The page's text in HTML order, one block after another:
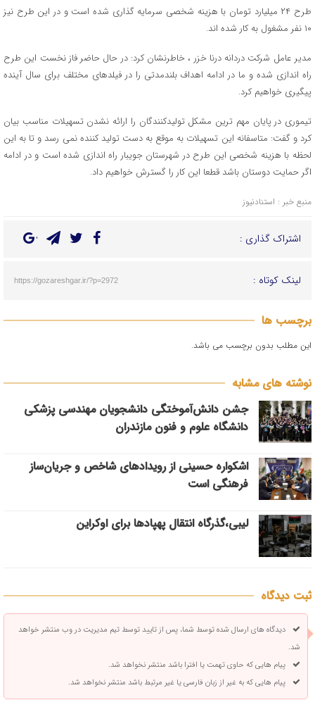
طرح ۲۴ میلیارد تومان با هزینه شخصی سرمایه گذاری شده است و در این طرح نیز
۱۰ نفر مشغول به کار شده اند.
مدیر عامل شرکت دردانه درنا خزر ، خاطرنشان کرد: در حال حاضر فاز نخست این طرح
راه اندازی شده و ما در ادامه اهداف بلندمدتی را در فیلدهای مختلف برای سال آینده
پیگیری خواهیم کرد.
تیموری در پایان مهم ترین مشکل تولیدکنندگان را ارائه نشدن تسهیلات مناسب بیان
کرد و گفت: متاسفانه این تسهیلات به موقع به دست تولید کننده نمی رسد و تا به این
لحظه با هزینه شخصی این طرح در شهرستان جویبار راه اندازی شده است و در ادامه
اگر حمایت دوستان باشد قطعا این کار را گسترش خواهیم داد.
منبع خبر : استنادنیوز
اشتراک گذاری :
لینک کوتاه : https://gozareshgar.ir/?p=2972
برچسب ها
این مطلب بدون برچسب می باشد.
نوشته های مشابه
جشن دانش‌آموختگی دانشجویان مهندسی پزشکی
دانشگاه علوم و فنون مازندران
اشکواره حسینی از رویدادهای شاخص و جریان‌ساز
فرهنگی است
لیبی،گذرگاه انتقال پهپادها برای اوکراین
ثبت دیدگاه
دیدگاه های ارسال شده توسط شما، پس از تایید توسط تیم مدیریت در وب منتشر خواهد
شد.
پیام هایی که حاوی تهمت یا افترا باشد منتشر نخواهد شد.
پیام هایی که به غیر از زبان فارسی یا غیر مرتبط باشد منتشر نخواهد شد.